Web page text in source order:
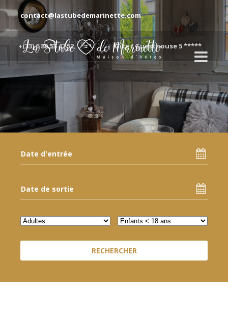
contact@lastubedemarinette.com
+(33) 6 80 58 47 52 Gîte / Guesthouse 5 *****